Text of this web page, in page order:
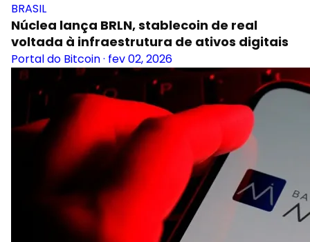
BRASIL
Núclea lança BRLN, stablecoin de real
voltada à infraestrutura de ativos digitais
Portal do Bitcoin· fev 02, 2026